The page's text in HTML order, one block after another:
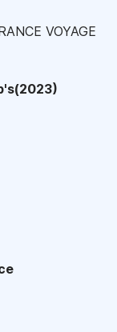
VOYAGE